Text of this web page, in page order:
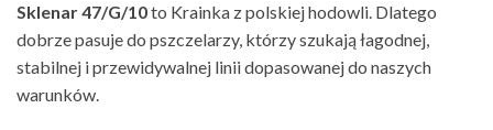
Sklenar 47/G/10to Krainka z polskiej hodowli. Dlatego
dobrze pasuje do pszczelarzy, którzy szukają łagodnej,
stabilnej i przewidywalnej linii dopasowanej do naszych
warunków.